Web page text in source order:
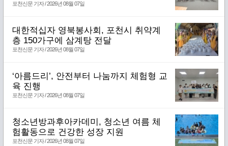
포천신문 기자 / 2026년 08월 07일
대한적십자 영북봉사회, 포천시 취약계
층 150가구에 삼계탕 전달
포천신문 기자 / 2026년 08월 07일
‘아름드리’, 안전부터 나눔까지 체험형 교
육 진행
포천신문 기자 / 2026년 08월 07일
청소년방과후아카데미, 청소년 여름 체
험활동으로 건강한 성장 지원
포천신문 기자 / 2026년 08월 07일